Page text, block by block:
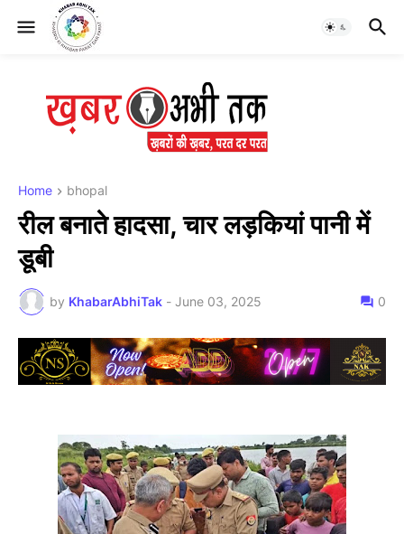
Home bhopal
रील बनाते हादसा, चार लड़कियां पानी में
डूबी
by KhabarAbhiTak - June 03, 2025 0